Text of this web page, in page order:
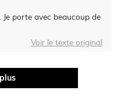
porte avec beaucoup de
Voir le texte original